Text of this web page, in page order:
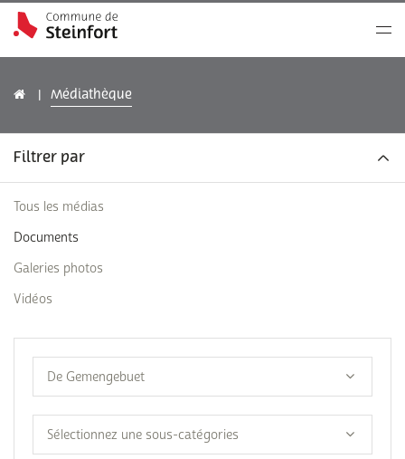
Médiathèque
Filtrer par
Tous les médias
Documents
Galeries photos
Vidéos